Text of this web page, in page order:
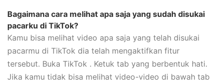
Bagaimana cara melihat apa saja yang sudah disukai
pacarku di TikTok?
Kamu bisa melihat video apa saja yang telah disukai
pacarmu di TikTok dia telah mengaktifkan fitur
tersebut. Buka TikTok . Ketuk tab yang berbentuk hati.
Jika kamu tidak bisa melihat video-video di bawah tab